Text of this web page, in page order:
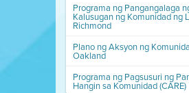
Programa ng Pangangalaga
Kalusugan ng Komunidad ng
Richmond
Plano ng Aksyon ng
Oakland
Programa ng Pagsusuri ng
Hangin sa Komunidad (CARE)